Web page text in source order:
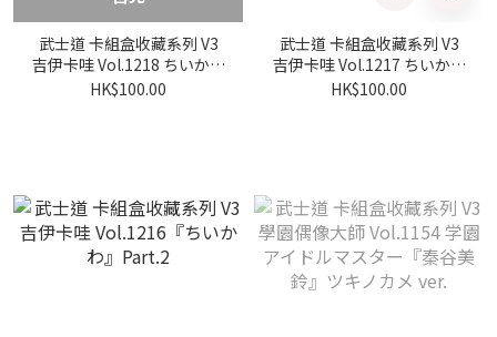
武士道 卡組盒收藏系列 V3
吉伊卡哇 Vol.1218 ちいかわ
『うさぎ』Part.2
HK$100.00
武士道 卡組盒收藏系列 V3
吉伊卡哇 Vol.1217 ちいかわ
『ハチワレ』Part.2
HK$100.00